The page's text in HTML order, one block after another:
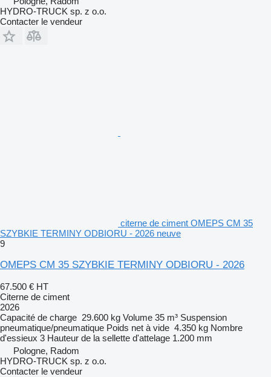
HYDRO-TRUCK sp. z o.o.
Contacter le vendeur
citerne de ciment OMEPS CM 35
SZYBKIE TERMINY ODBIORU - 2026 neuve
9
OMEPS CM 35 SZYBKIE TERMINY ODBIORU - 2026
67.500 € HT
Citerne de ciment
2026
Capacité de charge 29.600 kg Volume 35 m³ Suspension
pneumatique/pneumatique Poids net à vide 4.350 kg Nombre
d'essieux 3 Hauteur de la sellette d'attelage 1.200 mm
Pologne, Radom
HYDRO-TRUCK sp. z o.o.
Contacter le vendeur